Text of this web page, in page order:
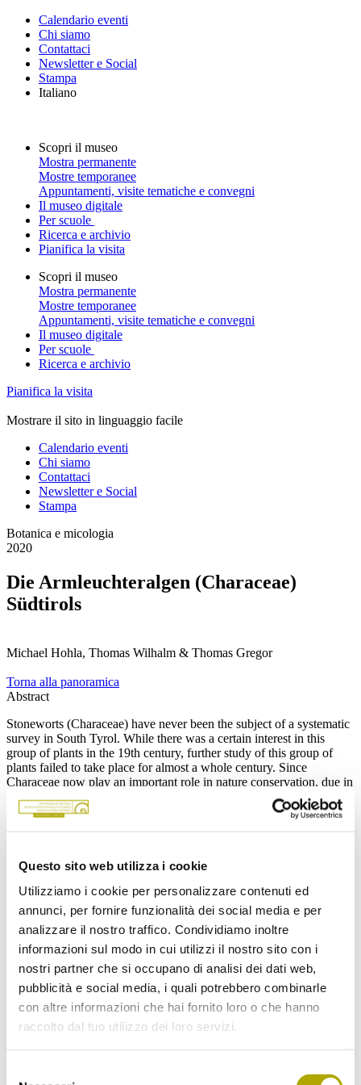
Questo sito web utilizza i cookie
Utilizziamo i cookie per personalizzare contenuti ed
annunci, per fornire funzionalità dei social media e per
analizzare il nostro traffico. Condividiamo inoltre
informazioni sul modo in cui utilizzi il nostro sito con i
nostri partner che si occupano di analisi dei dati web,
pubblicità e social media, i quali potrebbero combinarle
con altre informazioni che hai fornito loro o che hanno
raccolto dal tuo utilizzo dei loro servizi.
Calendario eventi
Chi siamo
Contattaci
Newsletter e Social
Stampa
Italiano
Scopri il museo
Mostra permanente
Mostre temporanee
Appuntamenti, visite tematiche e convegni
Il museo digitale
Per scuole
Ricerca e archivio
Pianifica la visita
Scopri il museo
Mostra permanente
Mostre temporanee
Appuntamenti, visite tematiche e convegni
Il museo digitale
Per scuole
Ricerca e archivio
Pianifica la visita
Mostrare il sito in linguaggio facile
Calendario eventi
Chi siamo
Contattaci
Newsletter e Social
Stampa
Botanica e micologia
2020
Die Armleuchteralgen (Characeae)
Südtirols
Michael Hohla, Thomas Wilhalm & Thomas Gregor
Torna alla panoramica
Abstract
Stoneworts (Characeae) have never been the subject of a systematic
survey in South Tyrol. While there was a certain interest in this
group of plants in the 19th century, further study of this group of
plants failed to take place for almost a whole century. Since
Characeae now play an important role in nature conservation, due in
part to the Fauna-Flora-Habitat Directive of the European Union, it
was necessary to compile an inventory of this plant group in South
checklist, stoneworts, Southern Tyrol, algae.
Download
Armleuchteralgen (Characeae) Südtirols
Michael Hohla, Thomas Wilhalm & Thomas Gregor: Die
Armleuchteralgen (Characeae) Südtirols
Ordinare la pubblicazione
Ordina qui l'edizione cartacea